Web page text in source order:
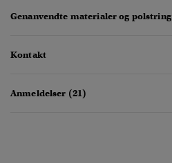
Genanvendte materialer og polstring
Kontakt
Anmeldelser (21)